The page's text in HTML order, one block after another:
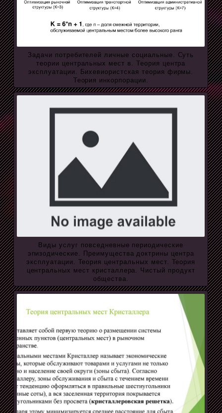
Задачи потребителей личные социальные. Суть
теории центральных мест в. Теория центра
эксплуатации. Бихевиористская теория фирмы.
Теория инкорпорации.
Виды услуг повседневные периодические
эпизодические. Преимущества доктрины центра
эксплуатации. Теория центральных мест. Теория
центральных мест кристаллера. Чистый продукт
общества.